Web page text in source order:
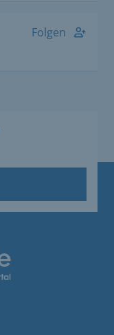
Folgen